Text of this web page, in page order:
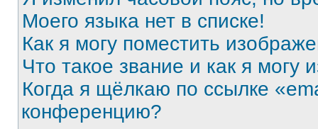
Моего языка нет в списке!
Как я могу поместить
Что такое звание и как я могу
Когда я щёлкаю по ссылке
конференцию?